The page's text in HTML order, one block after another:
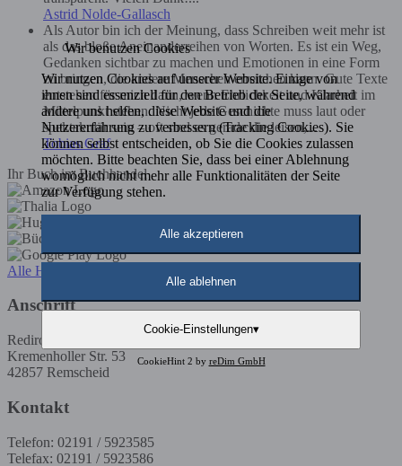
Astrid Nolde-Gallasch
Als Autor bin ich der Meinung, dass Schreiben weit mehr ist
als das bloße Aneinanderreihen von Worten. Es ist ein Weg,
Gedanken sichtbar zu machen und Emotionen in eine Form
zu bringen, die andere Menschen erreichen kann. Gute Texte
entstehen für mich dann, wenn Ehrlichkeit und Klarheit im
Mittelpunkt stehen. Nicht jede Geschichte muss laut oder
spektakulär sein – oft sind es gerade die leisen,...
Tobias Graf
Ihr Buch im Buchhandel
Alle Händler
Anschrift
Rediroma-Verlag
Kremenholler Str. 53
42857 Remscheid
Kontakt
Telefon: 02191 / 5923585
Telefax: 02191 / 5923586
Wir benutzen Cookies
Wir nutzen Cookies auf unserer Website. Einige von
ihnen sind essenziell für den Betrieb der Seite, während
andere uns helfen, diese Website und die
Nutzererfahrung zu verbessern (Tracking Cookies). Sie
können selbst entscheiden, ob Sie die Cookies zulassen
möchten. Bitte beachten Sie, dass bei einer Ablehnung
womöglich nicht mehr alle Funktionalitäten der Seite
zur Verfügung stehen.
Alle akzeptieren
Alle ablehnen
Cookie-Einstellungen▾
CookieHint 2 by reDim GmbH